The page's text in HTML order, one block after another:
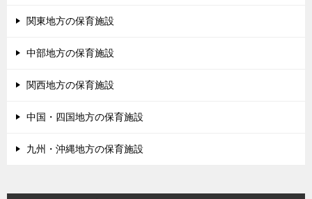
関東地方の保育施設
中部地方の保育施設
関西地方の保育施設
中国・四国地方の保育施設
九州・沖縄地方の保育施設